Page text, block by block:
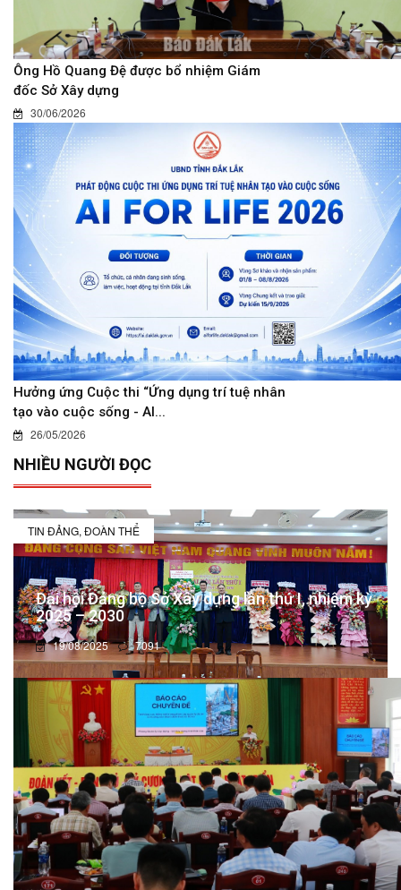
Ông Hồ Quang Đệ được bổ nhiệm Giám
đốc Sở Xây dựng
30/06/2026
Hưởng ứng Cuộc thi “Ứng dụng trí tuệ nhân
tạo vào cuộc sống - AI...
26/05/2026
NHIỀU NGƯỜI ĐỌC
TIN ĐẢNG, ĐOÀN THỂ
Đại hội Đảng bộ Sở Xây dựng lần thứ I, nhiệm kỳ
2025 – 2030
19/08/2025 7091